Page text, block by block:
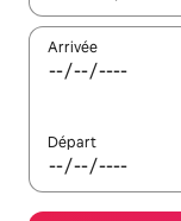
Arrivée
Départ